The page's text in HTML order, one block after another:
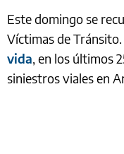
Este domingo se
Víctimas de Tránsito.
vida, en los últimos
siniestros viales en